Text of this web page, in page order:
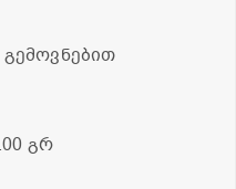
გრ